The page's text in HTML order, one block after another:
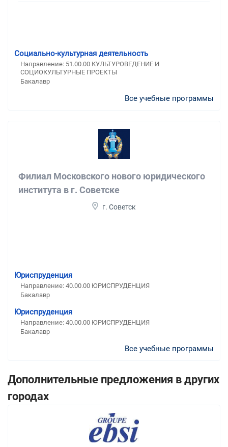
Социально-культурная деятельность
Направление: 51.00.00 КУЛЬТУРОВЕДЕНИЕ И
СОЦИОКУЛЬТУРНЫЕ ПРОЕКТЫ
Бакалавр
Все учебные программы
Филиал Московского нового юридического
института в г. Советске
г. Советск
Юриспруденция
Направление: 40.00.00 ЮРИСПРУДЕНЦИЯ
Бакалавр
Юриспруденция
Направление: 40.00.00 ЮРИСПРУДЕНЦИЯ
Бакалавр
Все учебные программы
Дополнительные предложения в других
городах